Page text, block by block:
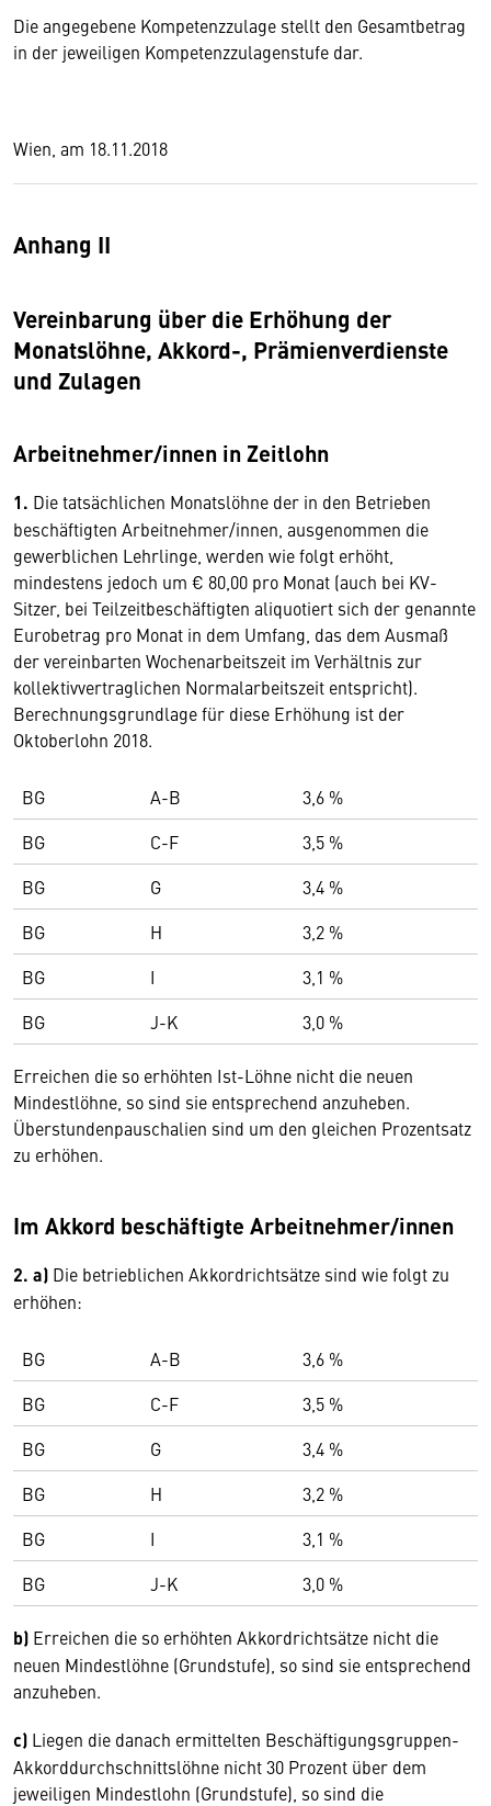
Die angegebene Kompetenzzulage stellt den Gesamtbetrag
in der jeweiligen Kompetenzzulagenstufe dar.
Wien, am 18.11.2018
Anhang II
Vereinbarung über die Erhöhung der
Monatslöhne, Akkord-, Prämienverdienste
und Zulagen
Arbeitnehmer/innen in Zeitlohn
1. Die tatsächlichen Monatslöhne der in den Betrieben
beschäftigten Arbeitnehmer/innen, ausgenommen die
gewerblichen Lehrlinge, werden wie folgt erhöht,
mindestens jedoch um € 80,00 pro Monat (auch bei KV-
Sitzer, bei Teilzeitbeschäftigten aliquotiert sich der genannte
Eurobetrag pro Monat in dem Umfang, das dem Ausmaß
der vereinbarten Wochenarbeitszeit im Verhältnis zur
kollektivvertraglichen Normalarbeitszeit entspricht).
Berechnungsgrundlage für diese Erhöhung ist der
Oktoberlohn 2018.
BG A-B
3,6 %
BG
C-F
3,5 %
BG
G
3,4 %
BG
H
3,2 %
BG
I
3,1 %
BG
J-K 3,0 %
Erreichen die so erhöhten Ist-Löhne nicht die neuen
Mindestlöhne, so sind sie entsprechend anzuheben.
Überstundenpauschalien sind um den gleichen Prozentsatz
zu erhöhen.
Im Akkord beschäftigte Arbeitnehmer/innen
2. a) Die betrieblichen Akkordrichtsätze sind wie folgt zu
erhöhen:
BG A-B
3,6 %
BG
C-F
3,5 %
BG
G
3,4 %
BG
H
3,2 %
BG
I
3,1 %
BG
J-K 3,0 %
b) Erreichen die so erhöhten Akkordrichtsätze nicht die
neuen Mindestlöhne (Grundstufe), so sind sie entsprechend
anzuheben.
c) Liegen die danach ermittelten Beschäftigungsgruppen-
Akkorddurchschnittslöhne nicht 30 Prozent über dem
jeweiligen Mindestlohn (Grundstufe), so sind die